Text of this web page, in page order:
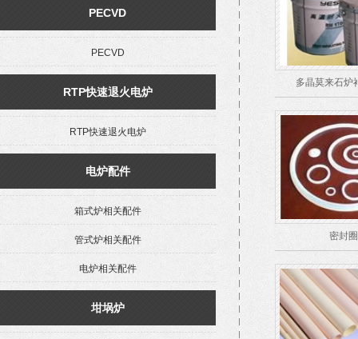
PECVD
PECVD
RTP快速退火电炉
RTP快速退火电炉
电炉配件
箱式炉相关配件
管式炉相关配件
电炉相关配件
坩埚炉
多晶莫来石炉
密封圈